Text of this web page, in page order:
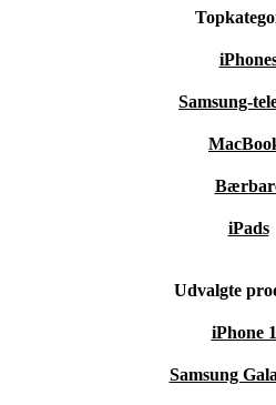
Samsung-
iPads
Udvalgte
iPhone
Samsung